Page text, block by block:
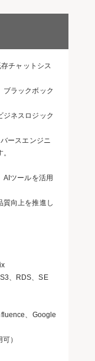
チャットシス
ブラックボック
ジネスロジック
ースエンジニ
AIツールを活用
質向上を推進し
、RDS、SE
、Google
）